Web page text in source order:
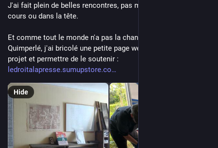
J'ai fait plein de belles rencontres, pas mal de projets en
cours ou dans la tête.
Et comme tout le monde n'a pas la chance d'habiter à
Quimperlé, j'ai bricolé une petite page web pour présenter le
projet et permettre de le soutenir :
ledroitalapresse.sumupstore.co
Hide